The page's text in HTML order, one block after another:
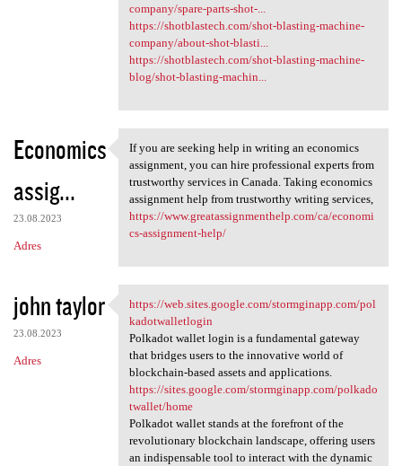
company/spare-parts-shot-...
https://shotblastech.com/shot-blasting-machine-
company/about-shot-blasti...
https://shotblastech.com/shot-blasting-machine-
blog/shot-blasting-machin...
Economics
assig...
23.08.2023
Adres
If you are seeking help in
If you are seeking help in writing an economics
assignment, you can hire professional experts from
trustworthy services in Canada. Taking economics
assignment help from trustworthy writing services,
https://www.greatassignmenthelp.com/ca/economi
cs-assignment-help/
john taylor
23.08.2023
Adres
https://web.sites.google.com
https://web.sites.google.com/stormginapp.com/pol
kadotwalletlogin
Polkadot wallet login is a fundamental gateway
that bridges users to the innovative world of
blockchain-based assets and applications.
https://sites.google.com/stormginapp.com/polkado
twallet/home
Polkadot wallet stands at the forefront of the
revolutionary blockchain landscape, offering users
an indispensable tool to interact with the dynamic